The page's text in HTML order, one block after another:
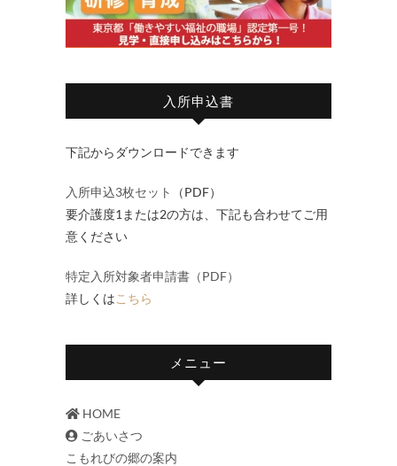
入所申込書
下記からダウンロードできます
入所申込3枚セット
（PDF）
要介護度1または2の方は、下記も合わせてご用
意ください
特定入所対象者申請書（PDF）
詳しくはこちら
メニュー
HOME
ごあいさつ
こもれびの郷の案内